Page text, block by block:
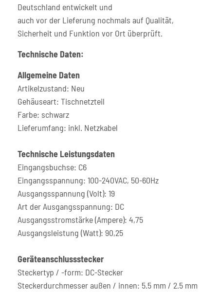
Deutschland entwickelt und
auch vor der Lieferung nochmals auf Qualität,
Sicherheit und Funktion vor Ort überprüft.
Technische Daten:
Allgemeine Daten
Artikelzustand: Neu
Gehäuseart: Tischnetzteil
Farbe: schwarz
Lieferumfang: inkl. Netzkabel
Technische Leistungsdaten
Eingangsbuchse: C6
Eingangsspannung: 100-240VAC, 50-60Hz
Ausgangsspannung (Volt): 19
Art der Ausgangsspannung: DC
Ausgangsstromstärke (Ampere): 4,75
Ausgangsleistung (Watt): 90,25
Geräteanschlussstecker
Steckertyp / -form: DC-Stecker
Steckerdurchmesser außen / innen: 5.5 mm / 2.5 mm